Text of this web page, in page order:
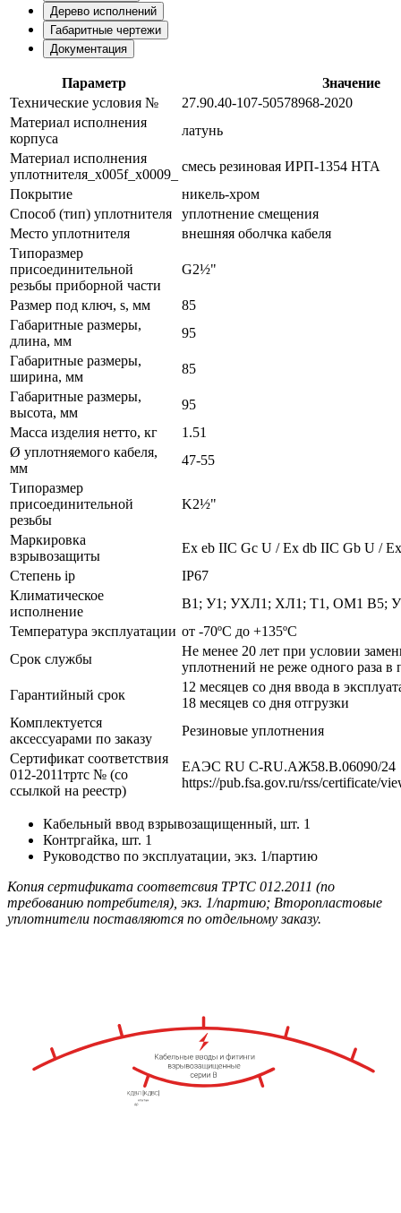
Дерево исполнений
Габаритные чертежи
Документация
Параметр
Значение
Технические условия №
27.90.40-107-50578968-2020
Материал исполнения
корпуса
латунь
Материал исполнения
уплотнителя_x005f_x0009_
смесь резиновая ИРП-1354 НТА
Покрытие
никель-хром
Способ (тип) уплотнителя
уплотнение смещения
Место уплотнителя
внешняя оболчка кабеля
Типоразмер
присоединительной
резьбы приборной части
G2½"
Размер под ключ, s, мм
85
Габаритные размеры,
длина, мм
95
Габаритные размеры,
ширина, мм
85
Габаритные размеры,
высота, мм
95
Масса изделия нетто, кг
1.51
Ø уплотняемого кабеля,
мм
47-55
Типоразмер
присоединительной
резьбы
K2½"
Маркировка
взрывозащиты
Ех eb IIC Gc U / Ex db IIC Gb U /
Степень ip
IP67
Климатическое
исполнение
В1; У1; УХЛ1; ХЛ1; Т1, ОМ1 В5;
Температура эксплуатации от -70ºС до +135ºС
Срок службы
Не менее 20 лет при условии
уплотнений не реже одного раза в
Гарантийный срок
12 месяцев со дня ввода в
18 месяцев со дня отгрузки
Комплектуется
аксессуарами по заказу
Резиновые уплотнения
Сертификат соответствия
012-2011тртс № (со
ссылкой на реестр)
ЕАЭС RU С-RU.АЖ58.В.06090/24
https://pub.fsa.gov.ru/rss/certificate/
Кабельный ввод взрывозащищенный, шт. 1
Контргайка, шт. 1
Руководство по эксплуатации, экз. 1/партию
Копия сертификата соответсвия ТРТС 012.2011 (по
требованию потребителя), экз. 1/партию; Второпластовые
уплотнители поставляются по отдельному заказу.